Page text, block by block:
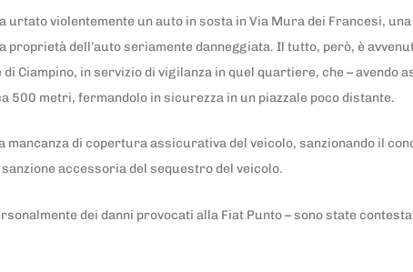
urtato violentemente un auto in sosta in Via Mura dei Francesi,
dell’auto seriamente danneggiata. Il tutto, però, è
Ciampino, in servizio di vigilanza in quel quartiere, che – avendo
500 metri, fermandolo in sicurezza in un piazzale poco distante.
di copertura assicurativa del veicolo, sanzionando il
accessoria del sequestro del veicolo.
dei danni provocati alla Fiat Punto – sono state